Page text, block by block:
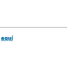
aquí